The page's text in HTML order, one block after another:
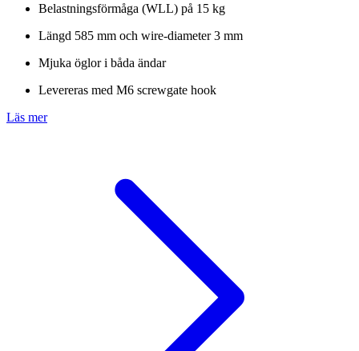
Belastningsförmåga (WLL) på 15 kg
Längd 585 mm och wire-diameter 3 mm
Mjuka öglor i båda ändar
Levereras med M6 screwgate hook
Läs mer